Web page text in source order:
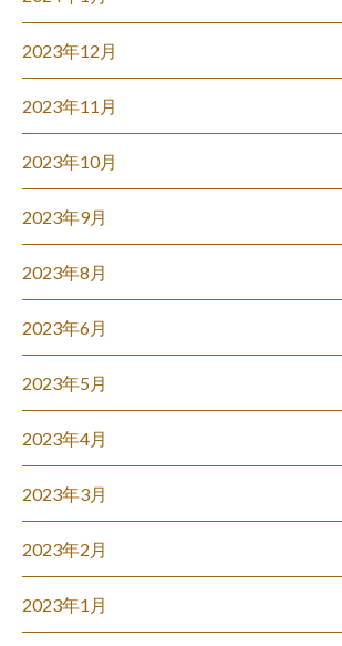
2023年12月
2023年11月
2023年10月
2023年9月
2023年8月
2023年6月
2023年5月
2023年4月
2023年3月
2023年2月
2023年1月